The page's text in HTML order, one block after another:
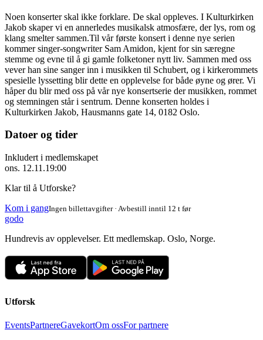
Noen konserter skal ikke forklare. De skal oppleves. ​ I Kulturkirken
Jakob skaper vi en annerledes musikalsk atmosfære, der lys, rom og
klang smelter sammen. ​Til vår første konsert i denne nye serien
kommer singer-songwriter Sam Amidon, kjent for sin særegne
stemme og evne til å gi gamle folketoner nytt liv. Sammen med oss
vever han sine sanger inn i musikken til Schubert, og i kirkerommets
spesielle lyssetting blir dette en opplevelse for både øyne og ører. Vi
håper du blir med oss på vår nye konsertserie der musikken, rommet
og stemningen står i sentrum. Denne konserten holdes i
Kulturkirken Jakob, Hausmanns gate 14, 0182 Oslo.
Datoer og tider
Inkludert i medlemskapet
ons. 12.11.19:00
Klar til å Utforske?
Kom i gangIngen billettavgifter · Avbestill inntil 12 t før
godo
Hundrevis av opplevelser. Ett medlemskap. Oslo, Norge.
Utforsk
EventsPartnereGavekortOm ossFor partnere